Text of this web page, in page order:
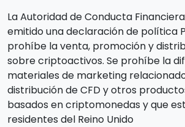
La Autoridad de Conducta
emitido una declaración de política
prohíbe la venta, promoción y
sobre criptoactivos. Se prohíbe la
materiales de marketing
distribución de CFD y otros
basados en criptomonedas y que
residentes del Reino Unido